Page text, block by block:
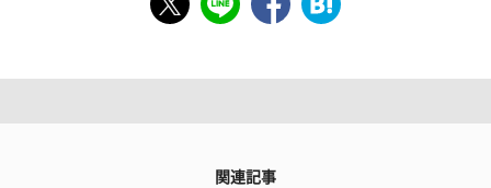
関連記事